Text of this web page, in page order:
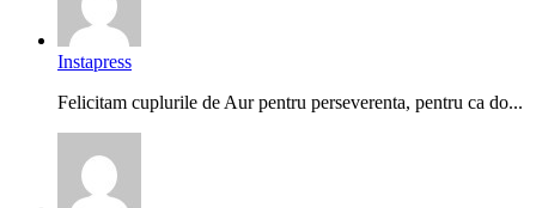
Instapress
Felicitam cuplurile de Aur pentru perseverenta, pentru ca do...